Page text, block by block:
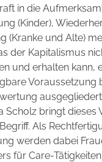
in die
(Kinder),
(Kranke und Alte)
der Kapitalismus
und erhalten kann,
Voraussetzung
Scholz bringt dieses
Als
werden dabei
für Care-